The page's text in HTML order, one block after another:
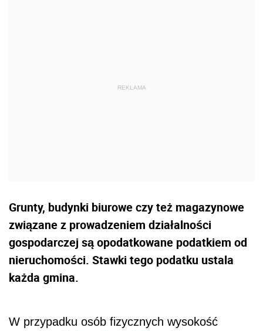
Grunty, budynki biurowe czy też magazynowe
związane z prowadzeniem działalności
gospodarczej są opodatkowane podatkiem od
nieruchomości. Stawki tego podatku ustala
każda gmina.
W przypadku osób fizycznych wysokość